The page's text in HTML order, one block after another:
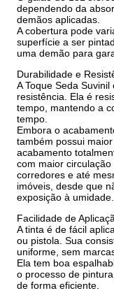
dependendo da
demãos aplicadas.
A cobertura pode
superfície a ser
uma demão para
Durabilidade e
A Toque Seda
resistência. Ela é
tempo, mantendo a
tempo.
Embora o
também possui
acabamento
com maior
corredores e até
imóveis, desde que
exposição à umidade.
Facilidade de
A tinta é de fácil
ou pistola. Sua
uniforme, sem
Ela tem boa
o processo de
de forma eficiente.